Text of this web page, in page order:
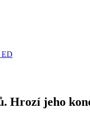
ED
Hrozí jeho